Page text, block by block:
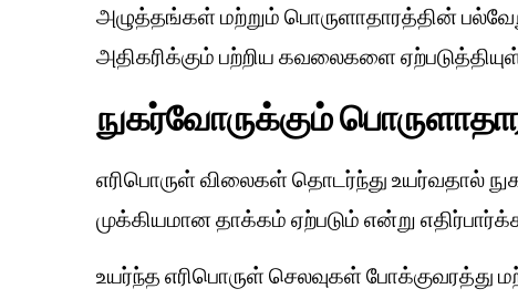
அழுத்தங்கள் மற்றும் பொருளாதாரத்தின்
அதிகரிக்கும் பற்றிய கவலைகளை
நுகர்வோருக்கும்
எரிபொருள் விலைகள் தொடர்ந்து உயர்வதால்
முக்கியமான தாக்கம் ஏற்படும் என்று
உயர்ந்த எரிபொருள் செலவுகள் போக்குவரத்து